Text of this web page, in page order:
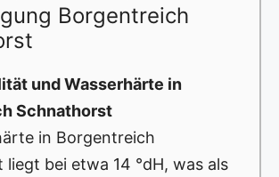
Borgentreich
und Wasserhärte in
Schnathorst
in Borgentreich
liegt bei etwa 14 °dH, was als